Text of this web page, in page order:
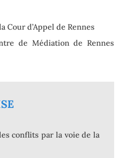
Cour d’Appel de Rennes
de Médiation de Rennes
conflits par la voie de la